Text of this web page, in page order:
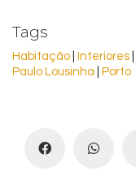
Tags
Habitação Interiores
Paulo Lousinha
Porto